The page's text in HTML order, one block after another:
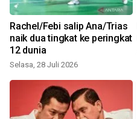
Rachel/Febi salip Ana/Trias
naik dua tingkat ke peringkat
12 dunia
Selasa, 28 Juli 2026